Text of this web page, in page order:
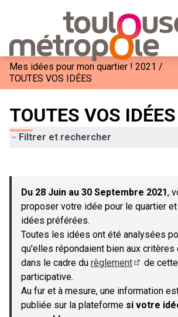
Mes idées pour mon quartier ! 2021 /
TOUTES VOS IDÉES
TOUTES VOS IDÉES
Filtrer et rechercher
−
Du 28 Juin au 30 Septembre 2021,
proposer votre idée pour le quartier
idées préférées.
Toutes les idées ont été analysées
qu'elles répondaient bien aux
dans le cadre du règlement
de
participative.
Au fur et à mesure, une information
publiée sur la plateforme si votre